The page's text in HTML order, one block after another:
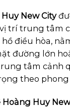
New City
vị trí trung tâm
điều hòa,
đường lớn
tâm cảnh
theo phong
Huy